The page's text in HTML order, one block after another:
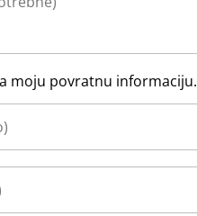
moju povratnu informaciju.